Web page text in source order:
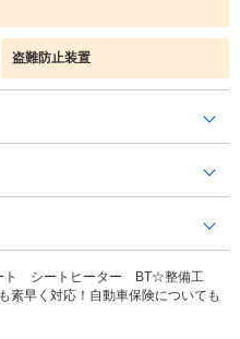
盗難防止装置
ト シートヒーター BT☆整備工
素早く対応！自動車保険についても